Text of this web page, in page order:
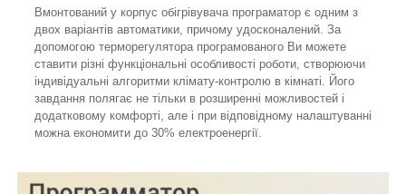
Вмонтований у корпус обігрівувача програматор є одним з
двох варіантів автоматики, причому удосконалений. За
допомогою терморегулятора програмованого Ви можете
ставити різні функціональні особливості роботи, створюючи
індивідуальні алгоритми клімату-контролю в кімнаті. Його
завдання полягає не тільки в розширенні можливостей і
додатковому комфорті, але і при відповідному налаштуванні
можна економити до 30% електроенергії.